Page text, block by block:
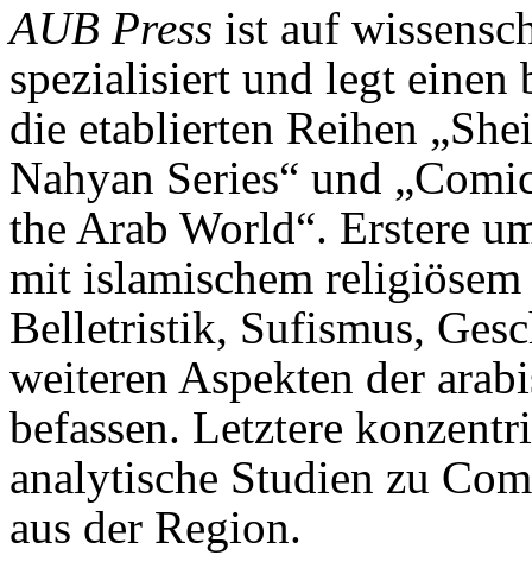
AUB Press ist auf
spezialisiert und legt einen
die etablierten Reihen
Nahyan Series“ und
the Arab World“. Erstere
mit islamischem
Belletristik, Sufismus,
weiteren Aspekten der
befassen. Letztere
analytische Studien zu
aus der Region.